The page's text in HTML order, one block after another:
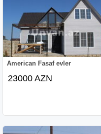
American Fasaf evler
23000 AZN